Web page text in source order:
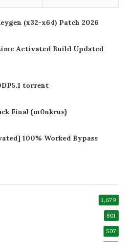
(x32-x64) Patch 2026
Activated Build Updated
torrent
Final {m0nkrus}
100% Worked Bypass
1,679
801
507